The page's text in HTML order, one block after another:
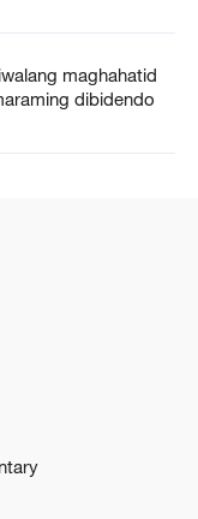
maghahatid
dibidendo